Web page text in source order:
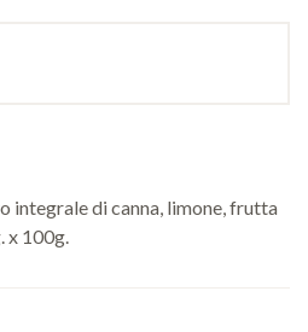
integrale di canna, limone, frutta
x 100g.